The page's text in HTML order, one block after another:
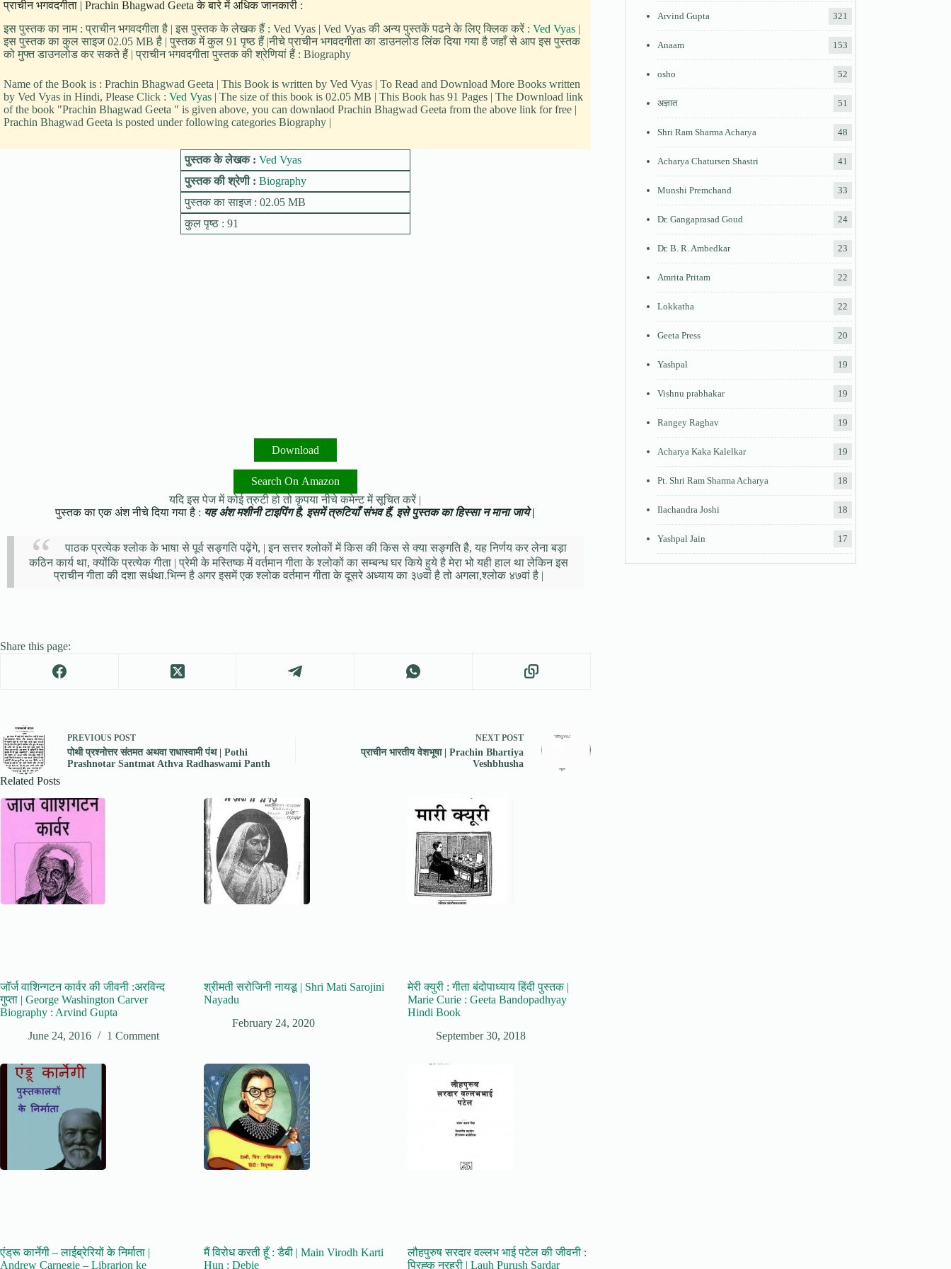
प्राचीन भगवदगीता | Prachin Bhagwad Geeta के बारे में अधिक जानकारी :
इस पुस्तक का नाम : प्राचीन भगवदगीता है | इस पुस्तक के लेखक हैं : Ved Vyas | Ved Vyas की अन्य पुस्तकें पढने के लिए क्लिक करें : Ved Vyas |
इस पुस्तक का कुल साइज 02.05 MB है | पुस्तक में कुल 91 पृष्ठ हैं |नीचे प्राचीन भगवदगीता का डाउनलोड लिंक दिया गया है जहाँ से आप इस पुस्तक
को मुफ्त डाउनलोड कर सकते हैं | प्राचीन भगवदगीता पुस्तक की श्रेणियां हैं : Biography
Name of the Book is : Prachin Bhagwad Geeta | This Book is written by Ved Vyas | To Read and Download More Books written
by Ved Vyas in Hindi, Please Click : Ved Vyas | The size of this book is 02.05 MB | This Book has 91 Pages | The Download link
of the book "Prachin Bhagwad Geeta " is given above, you can downlaod Prachin Bhagwad Geeta from the above link for free |
Prachin Bhagwad Geeta is posted under following categories Biography |
पुस्तक के लेखक : Ved Vyas
पुस्तक की श्रेणी : Biography
पुस्तक का साइज : 02.05 MB
कुल पृष्ठ : 91
Download
Search On Amazon
यदि इस पेज में कोई त्रुटी हो तो कृपया नीचे कमेन्ट में सूचित करें |
पुस्तक का एक अंश नीचे दिया गया है : यह अंश मशीनी टाइपिंग है, इसमें त्रुटियाँ संभव हैं, इसे पुस्तक का हिस्सा न माना जाये |
पाठक प्रत्येक श्लोक के भाषा से पूर्व सङ्गति पढ़ेंगे, | इन सत्तर श्लोकों में किस की किस से क्या सङ्गति है, यह निर्णय कर लेना बड़ा
कठिन कार्य था, क्योंकि प्रत्येक गीता | प्रेमी के मस्तिष्क में वर्तमान गीता के श्लोकों का सम्बन्ध घर किये हुये है मेरा भो यही हाल था लेकिन इस
प्राचीन गीता की दशा सर्धथा.भिन्न है अगर इसमें एक श्लोक वर्तमान गीता के दूसरे अध्याय का ३७वां है तो अगला,श्लोक ४७वां है |
Share this page:
PREVIOUS POST
पोथी प्रश्नोत्तर संतमत अथवा राधास्वामी पंथ | Pothi
Prashnotar Santmat Athva Radhaswami Panth
NEXT POST
प्राचीन भारतीय वेशभूषा | Prachin Bhartiya
Veshbhusha
Related Posts
जॉर्ज वाशिन्गटन कार्वर की जीवनी :अरविन्द
गुप्ता | George Washington Carver
Biography : Arvind Gupta
June 24, 2016
1 Comment
श्रीमती सरोजिनी नायडू | Shri Mati Sarojini
Nayadu
February 24, 2020
मेरी क्युरी : गीता बंदोपाध्याय हिंदी पुस्तक |
Marie Curie : Geeta Bandopadhyay
Hindi Book
September 30, 2018
एंड्रू कार्नेगी – लाईब्रेरियों के निर्माता |
Andrew Carnegie – Librarion ke
मैं विरोध करती हूँ : डैबी | Main Virodh Karti
Hun : Debie
लौहपुरुष सरदार वल्लभ भाई पटेल की जीवनी :
प्रिह्क नरहरी | Lauh Purush Sardar
Arvind Gupta 321
Anaam 153
osho 52
अज्ञात 51
Shri Ram Sharma Acharya 48
Acharya Chatursen Shastri 41
Munshi Premchand 33
Dr. Gangaprasad Goud 24
Dr. B. R. Ambedkar 23
Amrita Pritam 22
Lokkatha 22
Geeta Press 20
Yashpal 19
Vishnu prabhakar 19
Rangey Raghav 19
Acharya Kaka Kalelkar 19
Pt. Shri Ram Sharma Acharya 18
Ilachandra Joshi 18
Yashpal Jain 17